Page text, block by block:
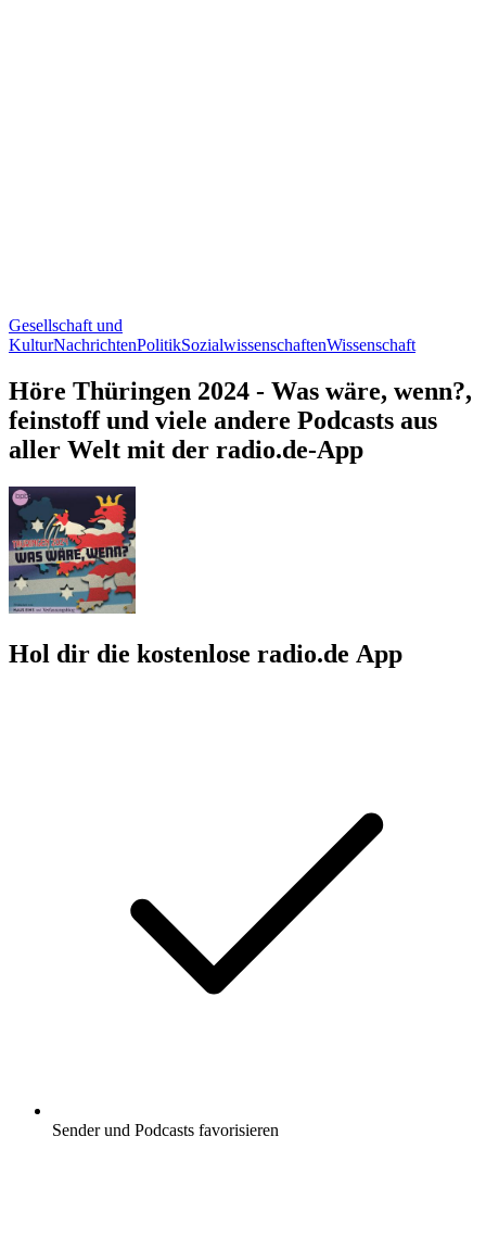
Gesellschaft und
KulturNachrichtenPolitikSozialwissenschaftenWissenschaft
Höre Thüringen 2024 - Was wäre, wenn?,
feinstoff und viele andere Podcasts aus
aller Welt mit der radio.de-App
Hol dir die kostenlose radio.de App
Sender und Podcasts favorisieren